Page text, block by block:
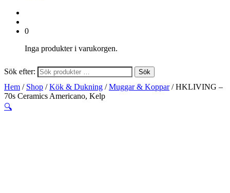
0
Inga produkter i varukorgen.
Sök efter: Sök
Hem / Shop /Kök & Dukning /Muggar & Koppar/ HKLIVING –
70s Ceramics Americano, Kelp
🔍